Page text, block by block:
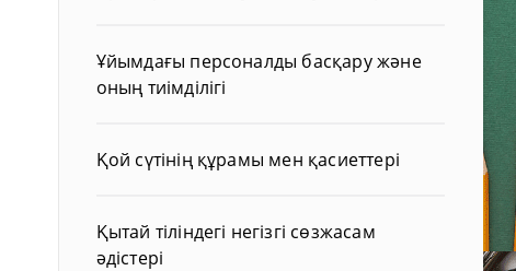
Ұйымдағы персоналды басқару және
оның тиімділігі
Қой сүтінің құрамы мен қасиеттері
Қытай тіліндегі негізгі сөзжасам
әдістері